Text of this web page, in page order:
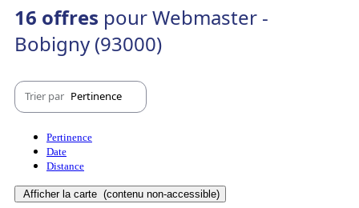
16 offres pour Webmaster -
Bobigny (93000)
Trier par Pertinence
Pertinence
Date
Distance
Afficher la carte (contenu non-accessible)